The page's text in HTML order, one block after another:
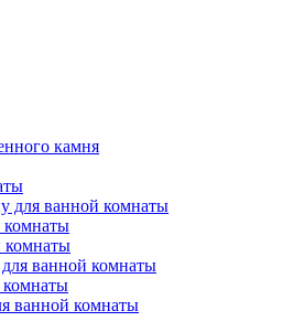
камня
для ванной комнаты
комнаты
комнаты
ванной комнаты
ванной комнаты